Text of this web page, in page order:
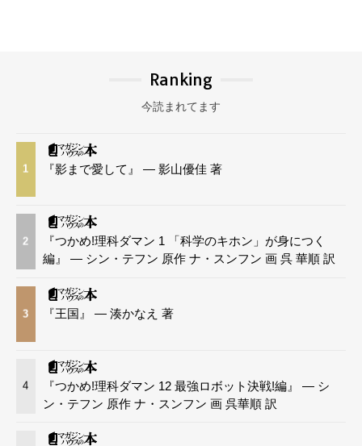
Ranking
今読まれてます
1 『影まで愛して』 — 影山優佳 著
2
『つかめ!理科ダマン 1 「科学のキホン」が身につく
編』 — シン・テフン 原作 ナ・スンフン 画 呉 華順 訳
3 『王国』 — 湊かなえ 著
4
『つかめ!理科ダマン 12 最強ロボット決戦!編』 — シ
ン・テフン 原作 ナ・スンフン 画 呉華順 訳